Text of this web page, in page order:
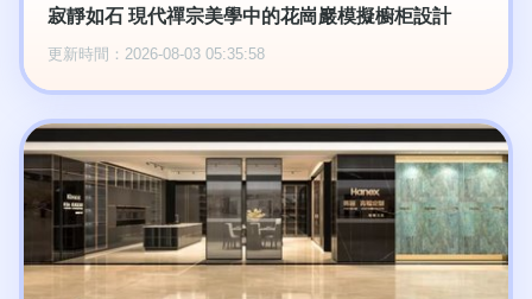
寂靜如石 現代禪宗美學中的花崗巖模擬櫥柜設計
更新時間：2026-08-03 05:35:58